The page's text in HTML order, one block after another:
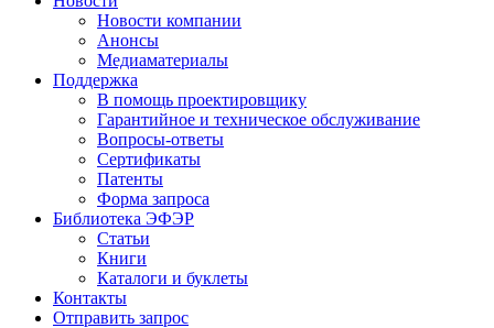
Новости компании
Анонсы
Медиаматериалы
Поддержка
В помощь проектировщику
Гарантийное и техническое обслуживание
Вопросы-ответы
Сертификаты
Патенты
Форма запроса
Библиотека ЭФЭР
Статьи
Книги
Каталоги и буклеты
Контакты
Отправить запрос